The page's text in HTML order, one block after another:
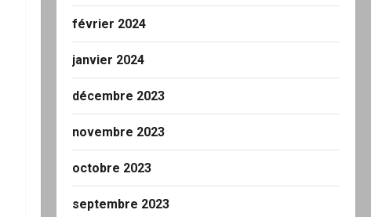
février 2024
janvier 2024
décembre 2023
novembre 2023
octobre 2023
septembre 2023